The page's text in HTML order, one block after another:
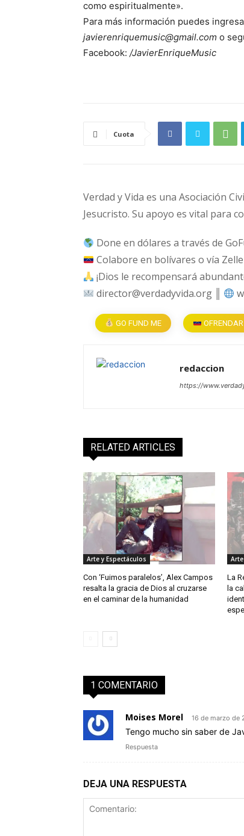
como espiritualmente».
Para más información puedes
javierenriquemusic@gmail.com o
Facebook: /JavierEnriqueMusic
Cuota
Verdad y Vida es una Asociación
Jesucristo. Su apoyo es vital para
Done en dólares a través de
Colabore en bolívares o vía Zelle
¡Dios le recompensará
director@verdadyvida.org ║
GO FUND ME OFRENDAR
redaccion
https://
RELATED ARTICLES
Arte y Espectáculos
Con ‘Fuimos paralelos’, Alex Campos
resalta la gracia de Dios al cruzarse
en el caminar de la humanidad
La
la
1 COMENTARIO
Moises Morel 16 de marzo de
Tengo mucho sin saber de
Respuesta
DEJA UNA RESPUESTA